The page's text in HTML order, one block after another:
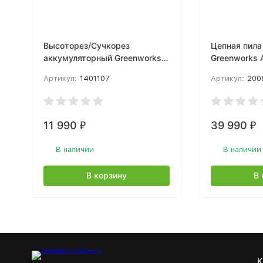
Высоторез/Сучкорез
аккумуляторный Greenworks
АКБ и ЗУ
Артикул: 1401107
11 990 ₽
В наличии
В корзину
Цепная
Greenworks
2500 Вт, с
Артикул:
39 990 ₽
В наличии
В